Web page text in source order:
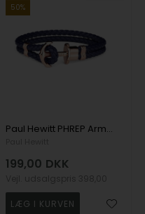
50%
Paul Hewitt PHREP Armbånd rosaguldfarvet 20 cm - PH-PH-L-R-N-XL
199,00 DKK